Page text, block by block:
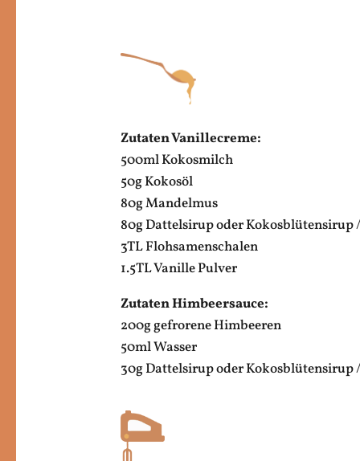
Zutaten Vanillecreme:
500ml Kokosmilch
50g Kokosöl
80g Mandelmus
80g Dattelsirup oder Kokosblütensirup
3TL Flohsamenschalen
1.5TL Vanille Pulver
Zutaten Himbeersauce:
200g gefrorene Himbeeren
50ml Wasser
30g Dattelsirup oder Kokosblütensirup